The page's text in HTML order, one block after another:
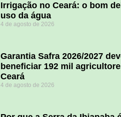
Irrigação no Ceará: o bom
uso da água
4 de agosto de 2026
Garantia Safra 2026/2027
beneficiar 192 mil
Ceará
4 de agosto de 2026